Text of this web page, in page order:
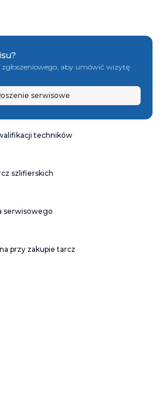
aby umówić wizytę
serwisowe
techników
szlifierskich
serwisowego
przy zakupie tarcz